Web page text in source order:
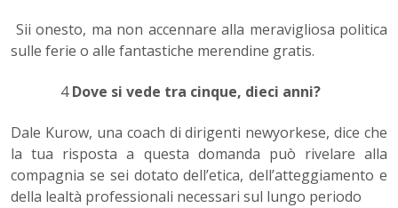
Sii onesto, ma non accennare alla meravigliosa politica
sulle ferie o alle fantastiche merendine gratis.
4Dove si vede tra cinque, dieci anni?
Dale Kurow, una coach di dirigenti newyorkese, dice che
la tua risposta a questa domanda può rivelare alla
compagnia se sei dotato dell’etica, dell’atteggiamento e
della lealtà professionali necessari sul lungo periodo